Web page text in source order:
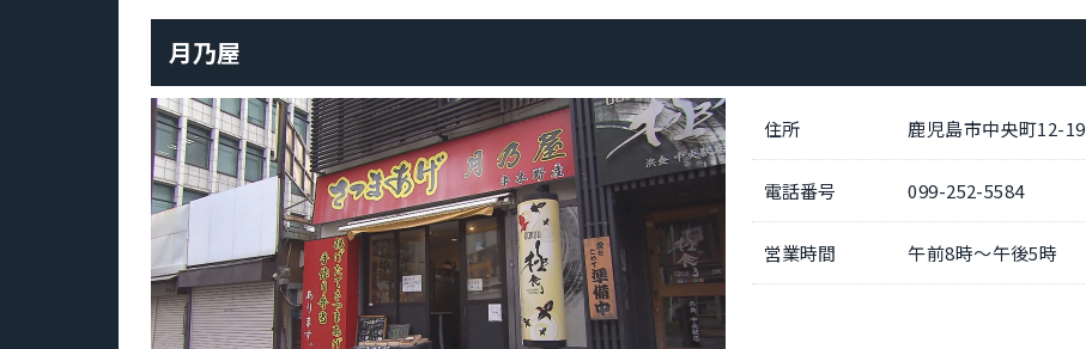
月乃屋
住所 鹿児島市中央町12-19
電話番号 099-252-5584
営業時間 午前8時～午後5時